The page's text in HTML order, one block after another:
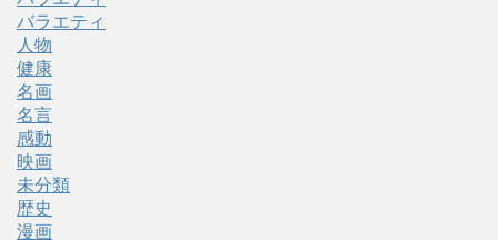
バラエティ
人物
健康
名画
名言
感動
映画
未分類
歴史
漫画